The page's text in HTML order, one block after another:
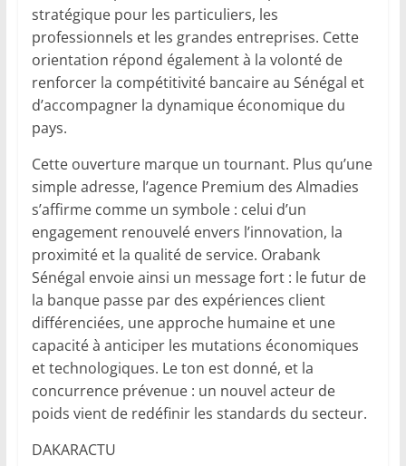
stratégique pour les particuliers, les
professionnels et les grandes entreprises. Cette
orientation répond également à la volonté de
renforcer la compétitivité bancaire au Sénégal et
d’accompagner la dynamique économique du
pays.
Cette ouverture marque un tournant. Plus qu’une
simple adresse, l’agence Premium des Almadies
s’affirme comme un symbole : celui d’un
engagement renouvelé envers l’innovation, la
proximité et la qualité de service. Orabank
Sénégal envoie ainsi un message fort : le futur de
la banque passe par des expériences client
différenciées, une approche humaine et une
capacité à anticiper les mutations économiques
et technologiques. Le ton est donné, et la
concurrence prévenue : un nouvel acteur de
poids vient de redéfinir les standards du secteur.
DAKARACTU